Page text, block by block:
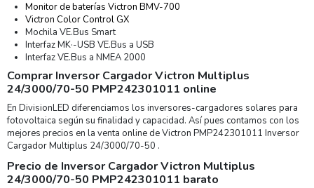
Monitor de baterías Victron BMV-700
Victron Color Control GX
Mochila VE.Bus Smart
Interfaz MK·-USB VE.Bus a USB
Interfaz VE.Bus a NMEA 2000
Comprar Inversor Cargador Victron Multiplus
24/3000/70-50 PMP242301011 online
En DivisionLED diferenciamos los inversores-cargadores solares para
fotovoltaica según su finalidad y capacidad. Así pues contamos con los
mejores precios en la venta online de Victron PMP242301011 Inversor
Cargador Multiplus 24/3000/70-50 .
Precio de Inversor Cargador Victron Multiplus
24/3000/70-50 PMP242301011 barato